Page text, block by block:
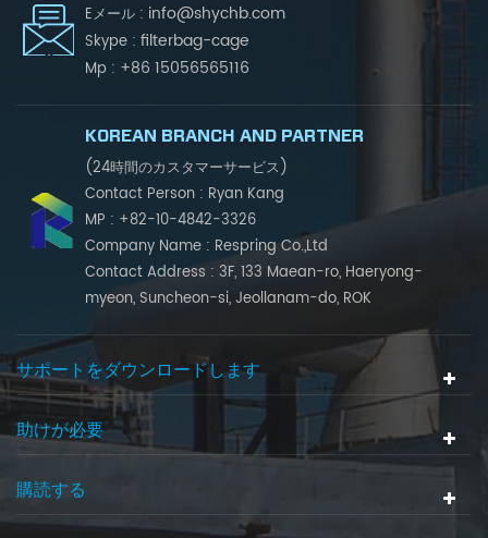
Eメール : info@shychb.com
Skype : filterbag-cage
Mp : +86 15056565116
KOREAN BRANCH AND PARTNER
(24時間のカスタマーサービス)
Contact Person : Ryan Kang
MP : +82-10-4842-3326
Company Name : Respring Co.,Ltd
Contact Address : 3F, 133 Maean-ro, Haeryong-
myeon, Suncheon-si, Jeollanam-do, ROK
サポートをダウンロードします
助けが必要
購読する